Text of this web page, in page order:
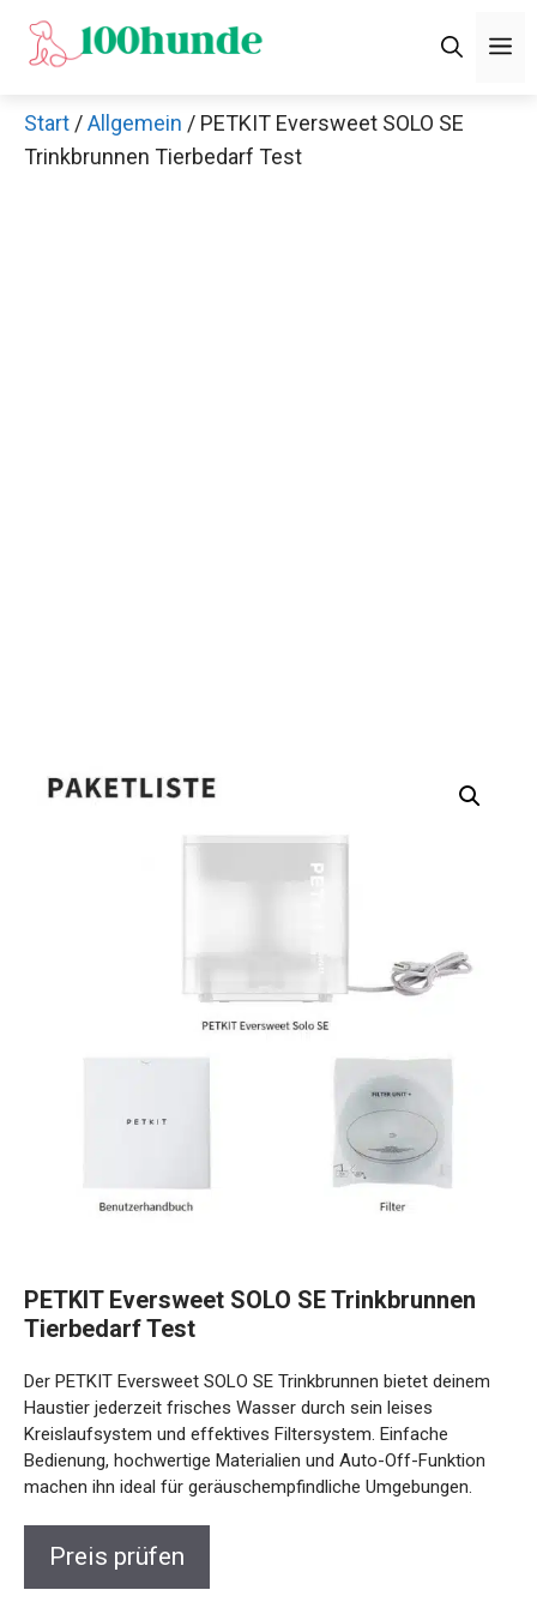
Zum
Inhalt
Start /Allgemein / PETKIT Eversweet SOLO SE
Trinkbrunnen Tierbedarf Test
PETKIT Eversweet SOLO SE Trinkbrunnen
Tierbedarf Test
Der PETKIT Eversweet SOLO SE Trinkbrunnen bietet deinem
Haustier jederzeit frisches Wasser durch sein leises
Kreislaufsystem und effektives Filtersystem. Einfache
Bedienung, hochwertige Materialien und Auto-Off-Funktion
machen ihn ideal für geräuschempfindliche Umgebungen.
Preis prüfen